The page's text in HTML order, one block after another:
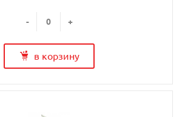
- +
в корзину